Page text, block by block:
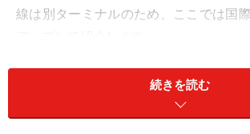
線は別ターミナルのため、ここでは国
金浦国際空港利用のメリット
続きを読む